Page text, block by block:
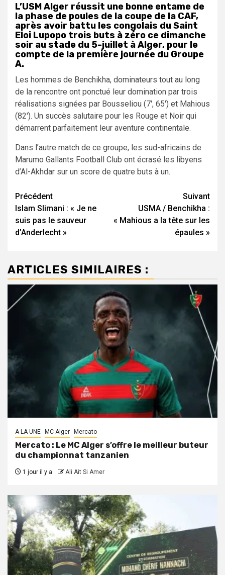
L’USM Alger réussit une bonne entame de
la phase de poules de la coupe de la CAF,
après avoir battu les congolais du Saint
Eloi Lupopo trois buts à zéro ce dimanche
soir au stade du 5-juillet à Alger, pour le
compte de la première journée du Groupe
A.
Les hommes de Benchikha, dominateurs tout au long
de la rencontre ont ponctué leur domination par trois
réalisations signées par Bousseliou (7′, 65′) et Mahious
(82′). Un succès salutaire pour les Rouge et Noir qui
démarrent parfaitement leur aventure continentale.
Dans l’autre match de ce groupe, les sud-africains de
Marumo Gallants Football Club ont écrasé les libyens
d’Al-Akhdar sur un score de quatre buts à un.
Navigation
d’article
Précédent
Islam Slimani : « Je ne
suis pas le sauveur
d’Anderlecht »
Suivant
USMA / Benchikha :
« Mahious a la tête sur les
épaules »
ARTICLES SIMILAIRES :
A LA UNE MC Alger Mercato
Mercato : Le MC Alger s’offre le meilleur buteur
du championnat tanzanien
1 jour il y a Ali Ait Si Amer